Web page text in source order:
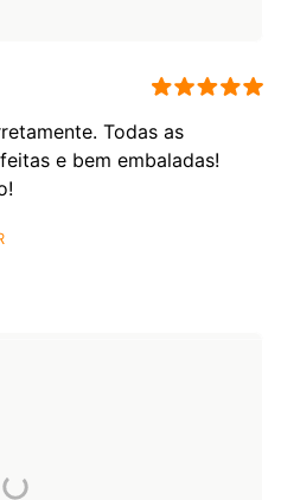
Todas as
e bem embaladas!